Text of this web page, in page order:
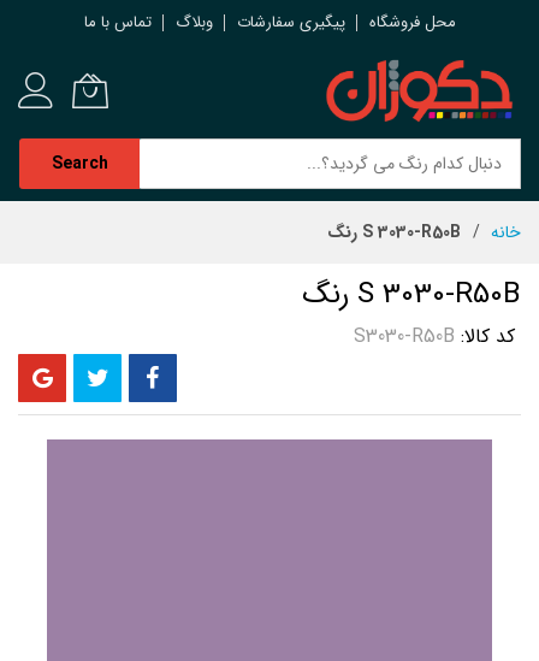
محل فروشگاه پیگیری سفارشات وبلاگ تماس با ما
Search
خانه S 3030-R50B رنگ
S 3030-R50B رنگ
کد کالا S3030-R50B